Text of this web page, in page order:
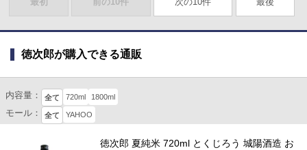
最初 前の10件 次の10件 最後
徳次郎が購入できる通販
内容量： 全て 720ml 1800ml
モール： 全て YAHOO
徳次郎 夏純米 720ml とくじろう 城陽酒造 お